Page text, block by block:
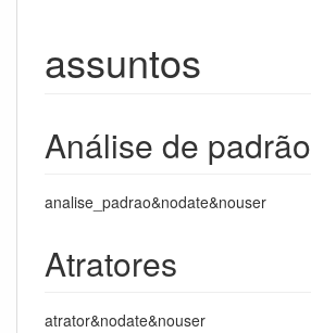
assuntos
Análise de padrão
analise_padrao&nodate&nouser
Atratores
atrator&nodate&nouser